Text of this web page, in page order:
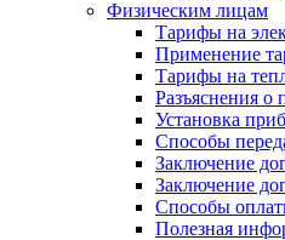
Физическим лицам
Тарифы на
Применение
Тарифы на
Разъяснения о
Установка
Способы
Заключение
Заключение
Способы
Полезная